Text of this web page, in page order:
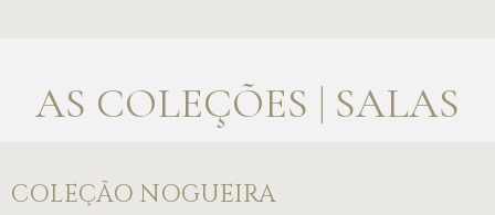
AS COLEÇÕES | SALAS
COLEÇÃO NOGUEIRA